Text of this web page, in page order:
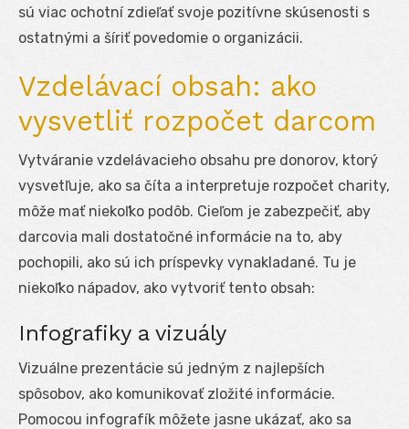
sú viac ochotní zdieľať svoje pozitívne skúsenosti s
ostatnými a šíriť povedomie o organizácii.
Vzdelávací obsah: ako
vysvetliť rozpočet darcom
Vytváranie vzdelávacieho obsahu pre donorov, ktorý
vysvetľuje, ako sa číta a interpretuje rozpočet charity,
môže mať niekoľko podôb. Cieľom je zabezpečiť, aby
darcovia mali dostatočné informácie na to, aby
pochopili, ako sú ich príspevky vynakladané. Tu je
niekoľko nápadov, ako vytvoriť tento obsah:
Infografiky a vizuály
Vizuálne prezentácie sú jedným z najlepších
spôsobov, ako komunikovať zložité informácie.
Pomocou infografík môžete jasne ukázať, ako sa